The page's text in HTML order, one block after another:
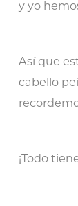
y yo
Así que
cabello
¡Todo